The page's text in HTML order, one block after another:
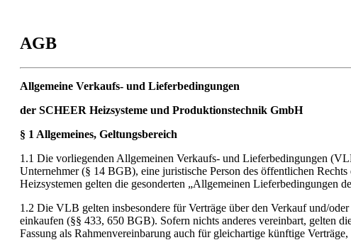
AGB
Allgemeine Verkaufs- und Lieferbedingungen
der SCHEER Heizsysteme und Produktionstechnik GmbH
§ 1 Allgemeines, Geltungsbereich
1.1 Die vorliegenden Allgemeinen Verkaufs- und Lieferbedingungen
Unternehmer (§ 14 BGB), eine juristische Person des öffentlichen
Heizsystemen gelten die gesonderten „Allgemeinen Lieferbedingungen
1.2 Die VLB gelten insbesondere für Verträge über den Verkauf und/
einkaufen (§§ 433, 650 BGB). Sofern nichts anderes vereinbart, gelten
Fassung als Rahmenvereinbarung auch für gleichartige künftige